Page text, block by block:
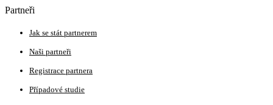
Partneři
Jak se stát partnerem
Naši partneři
Registrace partnera
Případové studie